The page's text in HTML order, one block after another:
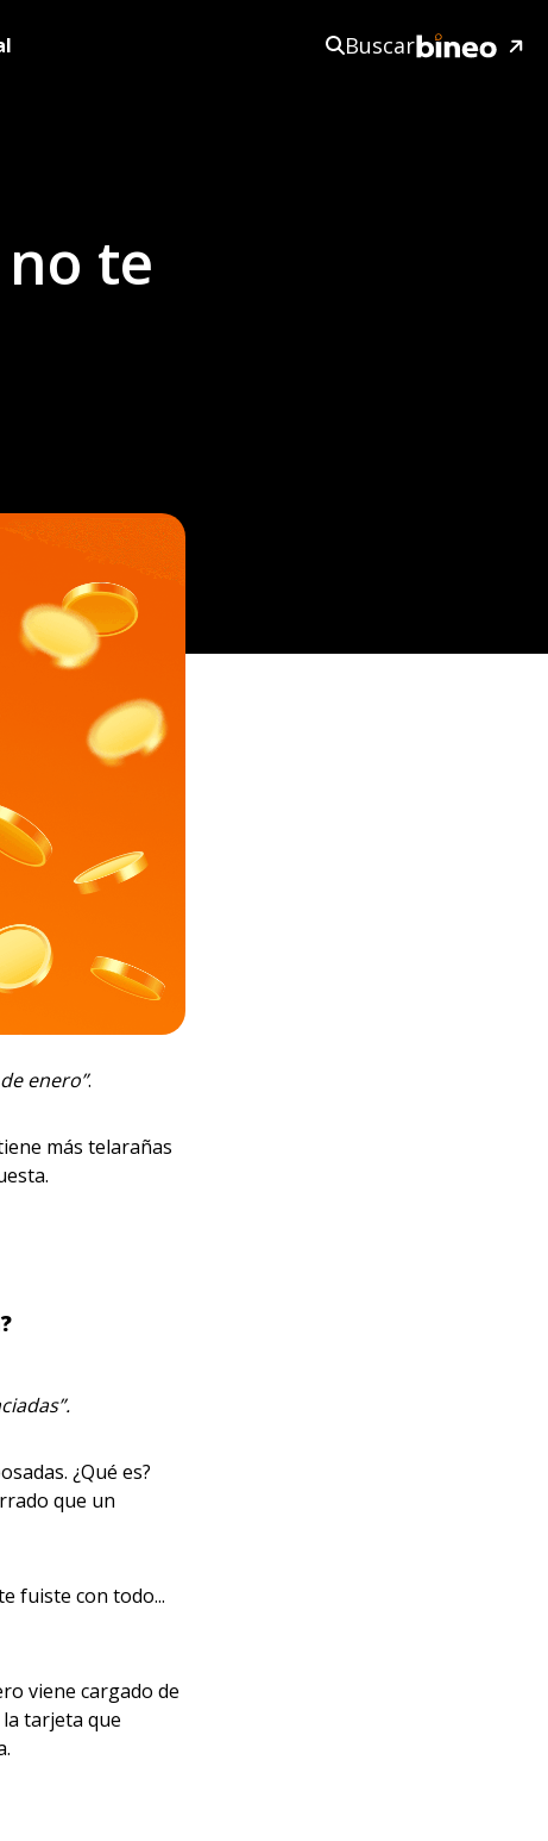
Buscar
te
enero”.
más telarañas
¿Qué es?
que un
fuiste con todo...
viene cargado de
tarjeta que